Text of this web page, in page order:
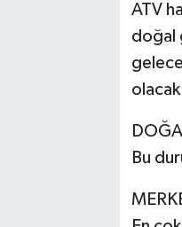
ATV
doğal
Bu